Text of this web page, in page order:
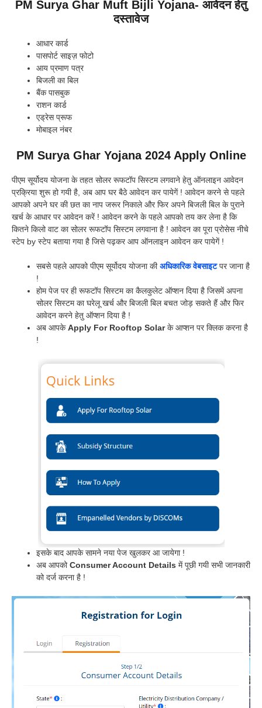
PM Surya Ghar Muft Bijli Yojana- आवेदन हेतु
दस्तावेज
आधार कार्ड
पासपोर्ट साइज़ फोटो
आय प्रमाण पत्र
बिजली का बिल
बैंक पासबुक
राशन कार्ड
एड्रेस प्रूफ
मोबाइल नंबर
PM Surya Ghar Yojana 2024 Apply Online
पीएम सूर्योदय योजना के तहत सोलर रूफटॉप सिस्टम लगवाने हेतु ऑनलाइन आवेदन
प्रक्रिया शुरू हो गयी है, अब आप घर बैठे आवेदन कर पायेगें ! आवेदन करने से पहले
आपको अपने घर की छत का नाप जरूर निकाले और फिर अपने बिजली बिल के पुराने
खर्च के आधार पर आवेदन करें ! आवेदन करने के पहले आपको तय कर लेना है कि
कितने किलो वाट का सोलर रूफटॉप सिस्टम लगवाना है ! आवेदन का पूरा प्रोसेस नीचे
स्टेप by स्टेप बताया गया है जिसे पढ़कर आप ऑनलाइन आवेदन कर पायेगें !
सबसे पहले आपको पीएम सूर्योदय योजना कीअधिकारिक वेबसाइटपर जाना है
!
होम पेज पर ही रूफटॉप सिस्टम का कैलकुलेट ऑप्शन दिया है जिसमें अपना
सोलर सिस्टम का घरेलू खर्च और बिजली बिल बचत जोड़ सकते हैं और फिर
आवेदन करने हेतु ऑप्शन दिया है !
अब आपकेApply For Rooftop Solarके आप्शन पर क्लिक करना है
!
इसके बाद आपके सामने नया पेज खुलकर आ जायेगा !
अब आपकोConsumer Account Details में पूछी गयी सभी जानकारी
को दर्ज करना है !